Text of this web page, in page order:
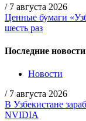
/ 7 августа 2026
Ценные бумаги
шесть раз
Последние новости
Новости
/ 7 августа 2026
В Узбекистане
NVIDIA